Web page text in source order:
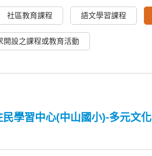
社區教育課程 語文學習課程
開設之課程或教育活動
學習中心(中山國小)-多元文化